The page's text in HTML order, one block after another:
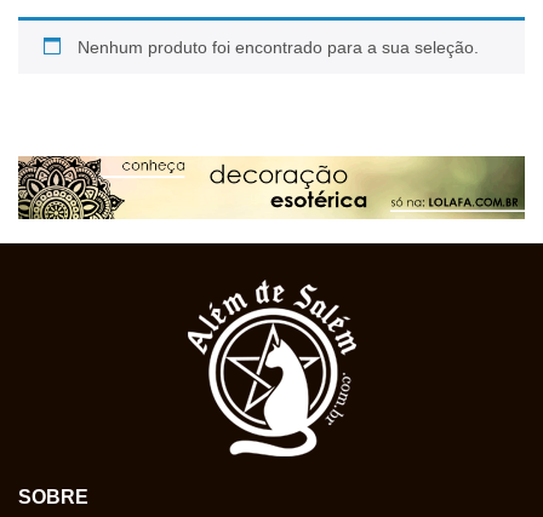
Nenhum produto foi encontrado para a sua seleção.
SOBRE